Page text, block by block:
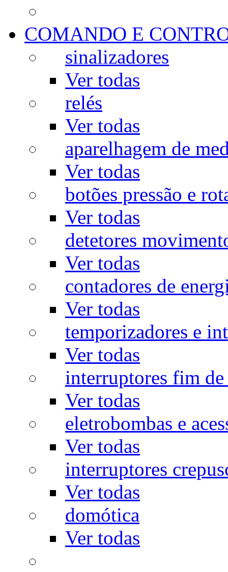
COMANDO E
sinalizadores
Ver todas
relés
Ver todas
aparelhagem de
Ver todas
botões pressão e
Ver todas
detetores
Ver todas
contadores de
Ver todas
temporizadores e
Ver todas
interruptores fim de
Ver todas
eletrobombas e
Ver todas
interruptores
Ver todas
domótica
Ver todas